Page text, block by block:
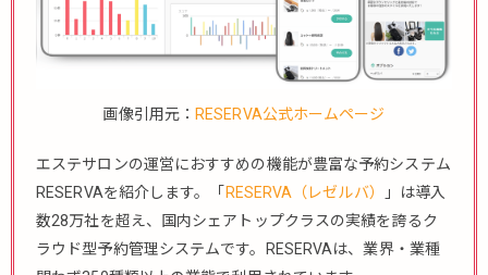
画像引用元： RESERVA公式ホームページ
エステサロンの運営におすすめの機能が豊富な予約システム
RESERVAを紹介します。「 RESERVA（レゼルバ）
」は導入
数28万社を超え、国内シェアトップクラスの実績を誇るク
ラウド型予約管理システムです。RESERVAは、業界・業種